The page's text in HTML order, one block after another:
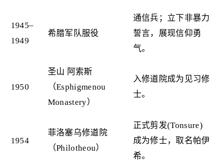
1945–
1949
希腊军队服役
通信兵；立下非暴力
誓言，展现信仰勇
气。
1950
圣山 阿索斯
（Esphigmenou
Monastery）
入修道院成为见习修
士。
1954
菲洛塞乌修道院
（Philotheou）
正式剪发(Tonsure)
成为修士，取名帕伊
希。